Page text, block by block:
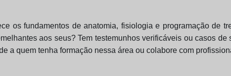
os fundamentos de anatomia, fisiologia e programação de
aos seus? Tem testemunhos verificáveis ou casos de
a quem tenha formação nessa área ou colabore com